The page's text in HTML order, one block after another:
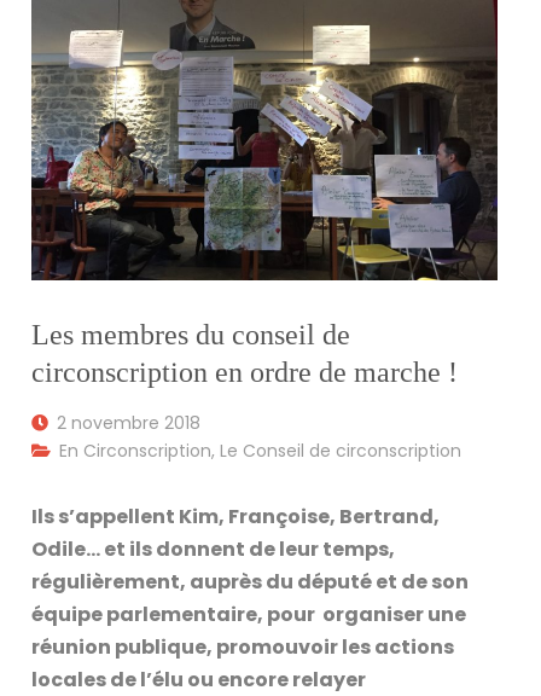
Les membres du conseil de
circonscription en ordre de marche !
2 novembre 2018
En Circonscription,Le Conseil de circonscription
Ils s’appellent Kim, Françoise, Bertrand,
Odile… et ils donnent de leur temps,
régulièrement, auprès du député et de son
équipe parlementaire, pour organiser une
réunion publique, promouvoir les actions
locales de l’élu ou encore relayer